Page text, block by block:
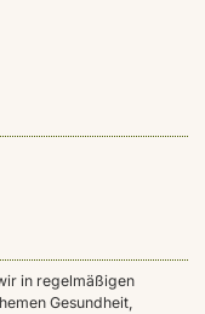
in regelmäßigen
Gesundheit,